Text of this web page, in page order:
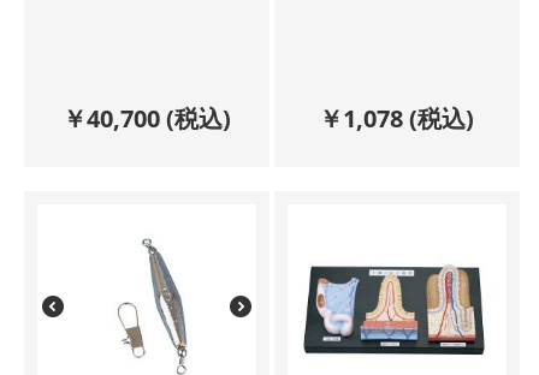
￥40,700(税込) ￥1,078(税込)